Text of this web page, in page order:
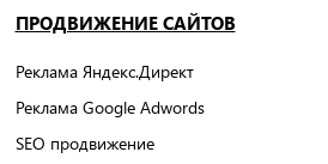
ПРОДВИЖЕНИЕ САЙТОВ
Реклама Яндекс.Директ
Реклама Google Adwords
SEO продвижение